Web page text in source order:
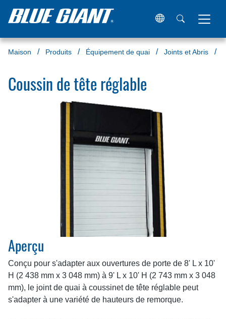
Maison Produits Équipement de quai Joints et Abris
Coussin de tête réglable
Aperçu
Conçu pour s'adapter aux ouvertures de porte de 8' L x 10'
H (2 438 mm x 3 048 mm) à 9' L x 10' H (2 743 mm x 3 048
mm), le joint de quai à coussinet de tête réglable peut
s'adapter à une variété de hauteurs de remorque.